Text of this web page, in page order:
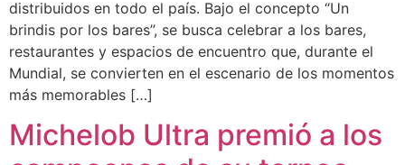
distribuidos en todo el país. Bajo el concepto “Un
brindis por los bares”, se busca celebrar a los bares,
restaurantes y espacios de encuentro que, durante el
Mundial, se convierten en el escenario de los momentos
más memorables […]
Michelob Ultra premió a los